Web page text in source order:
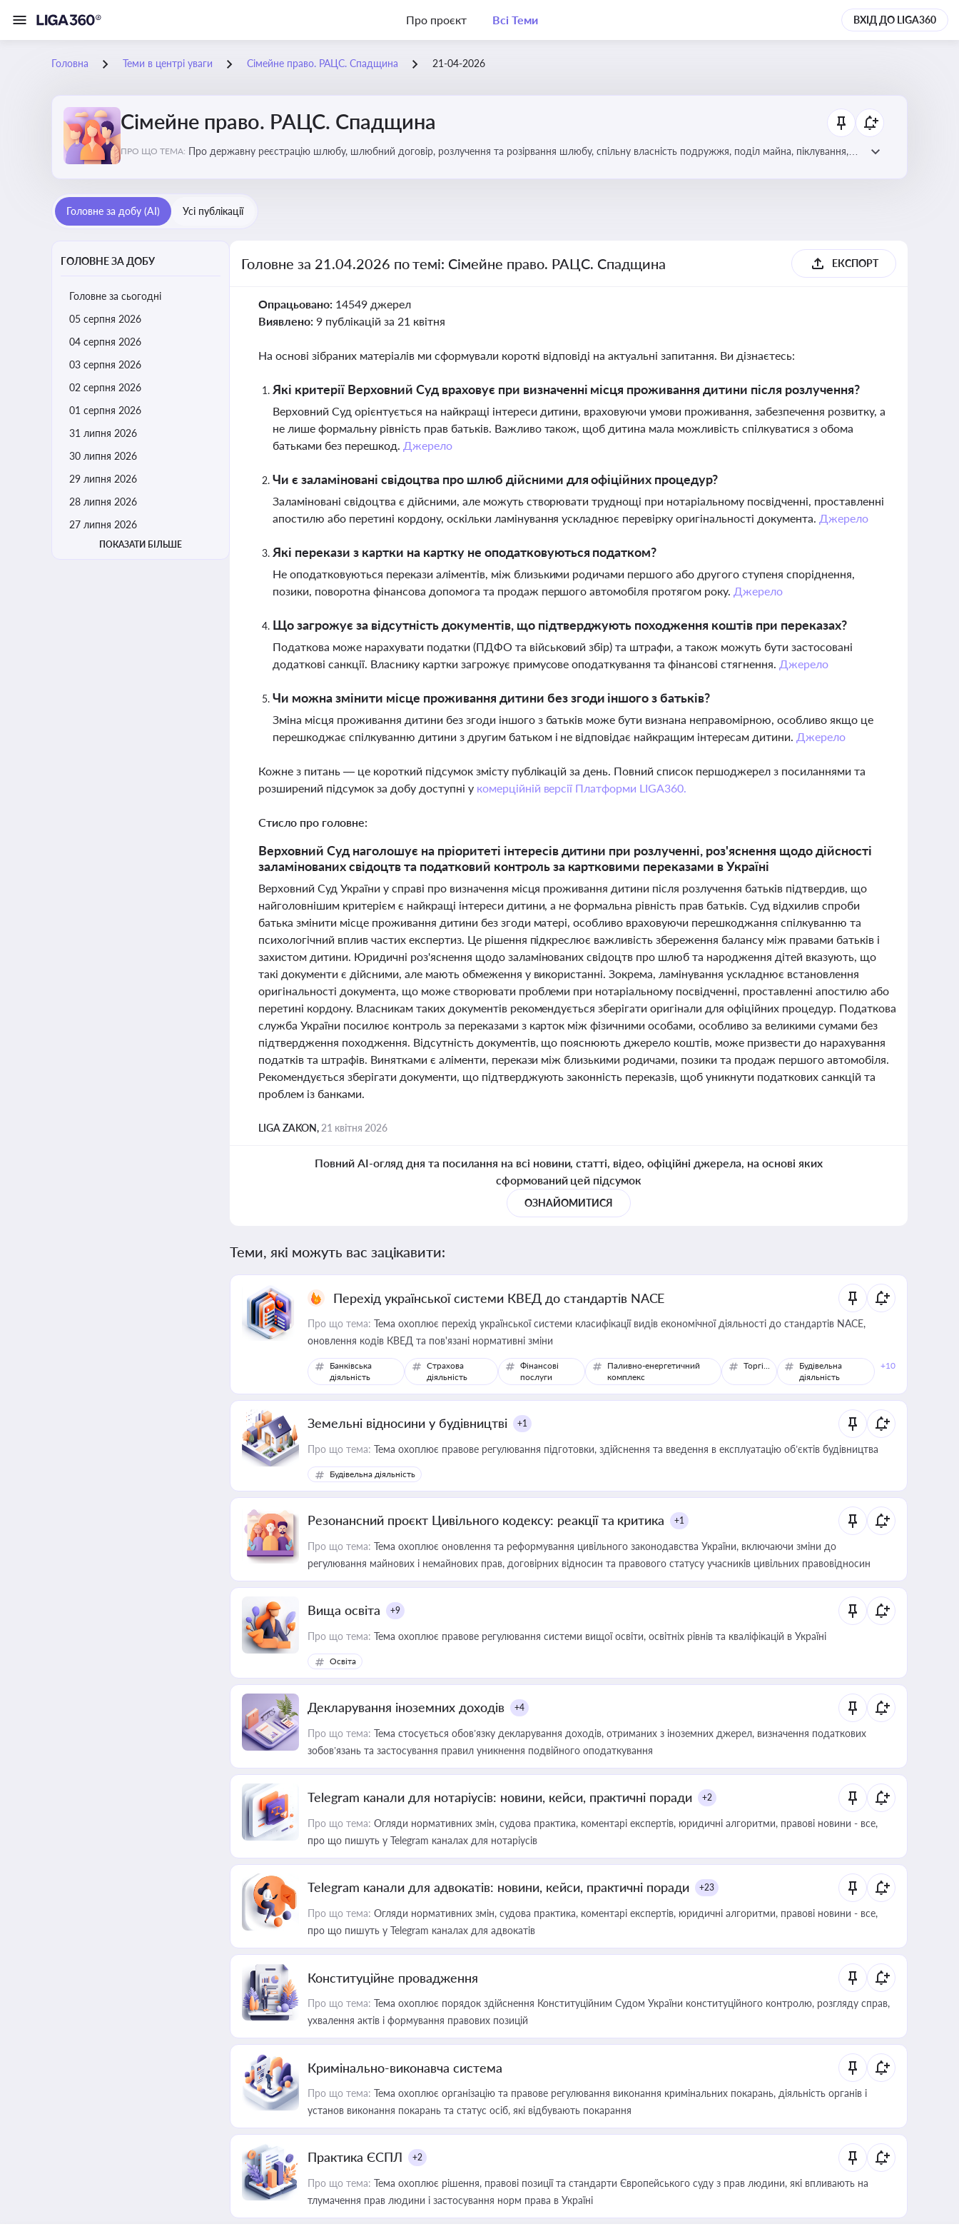
Про проєкт Всі Теми ВХІД ДО LIGA360
Головна Теми в центрі уваги Сімейне право. РАЦС. Спадщина 21-04-2026
Сімейне право. РАЦС. Спадщина
ПРО ЩО ТЕМА: Про державну реєстрацію шлюбу, шлюбний договір, розлучення та розірвання шлюбу, спільну власність подружжя, поділ майна, піклування,
Головне за добу (AI) Усі публікації
ГОЛОВНЕ ЗА ДОБУ
Головне за сьогодні
05 серпня 2026
04 серпня 2026
03 серпня 2026
02 серпня 2026
01 серпня 2026
31 липня 2026
30 липня 2026
29 липня 2026
28 липня 2026
27 липня 2026
ПОКАЗАТИ БІЛЬШЕ
Головне за 21.04.2026 по темі: Сімейне право. РАЦС. Спадщина ЕКСПОРТ
Опрацьовано: 14549 джерел
Виявлено: 9 публікацій за 21 квітня
На основі зібраних матеріалів ми сформували короткі відповіді на актуальні запитання. Ви дізнаєтесь:
Які критерії Верховний Суд враховує при визначенні місця проживання дитини після розлучення?
Верховний Суд орієнтується на найкращі інтереси дитини, враховуючи умови проживання, забезпечення розвитку, а
не лише формальну рівність прав батьків. Важливо також, щоб дитина мала можливість спілкуватися з обома
батьками без перешкод. Джерело
Чи є заламіновані свідоцтва про шлюб дійсними для офіційних процедур?
Заламіновані свідоцтва є дійсними, але можуть створювати труднощі при нотаріальному посвідченні, проставленні
апостилю або перетині кордону, оскільки ламінування ускладнює перевірку оригінальності документа. Джерело
Які перекази з картки на картку не оподатковуються податком?
Не оподатковуються перекази аліментів, між близькими родичами першого або другого ступеня споріднення,
позики, поворотна фінансова допомога та продаж першого автомобіля протягом року. Джерело
Що загрожує за відсутність документів, що підтверджують походження коштів при переказах?
Податкова може нарахувати податки (ПДФО та військовий збір) та штрафи, а також можуть бути застосовані
додаткові санкції. Власнику картки загрожує примусове оподаткування та фінансові стягнення. Джерело
Чи можна змінити місце проживання дитини без згоди іншого з батьків?
Зміна місця проживання дитини без згоди іншого з батьків може бути визнана неправомірною, особливо якщо це
перешкоджає спілкуванню дитини з другим батьком і не відповідає найкращим інтересам дитини. Джерело
Кожне з питань — це короткий підсумок змісту публікацій за день. Повний список першоджерел з посиланнями та
розширений підсумок за добу доступні у комерційній версії Платформи LIGA360.
Стисло про головне:
Верховний Суд наголошує на пріоритеті інтересів дитини при розлученні, роз'яснення щодо дійсності
заламінованих свідоцтв та податковий контроль за картковими переказами в Україні
Верховний Суд України у справі про визначення місця проживання дитини після розлучення батьків підтвердив, що
найголовнішим критерієм є найкращі інтереси дитини, а не формальна рівність прав батьків. Суд відхилив спроби
батька змінити місце проживання дитини без згоди матері, особливо враховуючи перешкоджання спілкуванню та
психологічний вплив частих експертиз. Це рішення підкреслює важливість збереження балансу між правами батьків і
захистом дитини. Юридичні роз'яснення щодо заламінованих свідоцтв про шлюб та народження дітей вказують, що
такі документи є дійсними, але мають обмеження у використанні. Зокрема, ламінування ускладнює встановлення
оригінальності документа, що може створювати проблеми при нотаріальному посвідченні, проставленні апостилю або
перетині кордону. Власникам таких документів рекомендується зберігати оригінали для офіційних процедур. Податкова
служба України посилює контроль за переказами з карток між фізичними особами, особливо за великими сумами без
підтвердження походження. Відсутність документів, що пояснюють джерело коштів, може призвести до нарахування
податків та штрафів. Винятками є аліменти, перекази між близькими родичами, позики та продаж першого автомобіля.
Рекомендується зберігати документи, що підтверджують законність переказів, щоб уникнути податкових санкцій та
проблем із банками.
LIGA ZAKON, 21 квітня 2026
Повний AI-огляд дня та посилання на всі новини, статті, відео, офіційні джерела, на основі яких
сформований цей підсумок
ОЗНАЙОМИТИСЯ
Теми, які можуть вас зацікавити:
Перехід української системи КВЕД до стандартів NACE
Про що тема: Тема охоплює перехід української системи класифікації видів економічної діяльності до стандартів NACE,
оновлення кодів КВЕД та пов'язані нормативні зміни
Банківська
діяльність
Страхова
діяльність
Фінансові
послуги
Паливно-енергетичний
комплекс
Торгівля
Будівельна
діяльність
+10
Земельні відносини у будівництві +1
Про що тема: Тема охоплює правове регулювання підготовки, здійснення та введення в експлуатацію об’єктів будівництва
Будівельна діяльність
Резонансний проєкт Цивільного кодексу: реакції та критика +1
Про що тема: Тема охоплює оновлення та реформування цивільного законодавства України, включаючи зміни до
регулювання майнових і немайнових прав, договірних відносин та правового статусу учасників цивільних правовідносин
Вища освіта +9
Про що тема: Тема охоплює правове регулювання системи вищої освіти, освітніх рівнів та кваліфікацій в Україні
Освіта
Декларування іноземних доходів +4
Про що тема: Тема стосується обов’язку декларування доходів, отриманих з іноземних джерел, визначення податкових
зобов’язань та застосування правил уникнення подвійного оподаткування
Telegram канали для нотаріусів: новини, кейси, практичні поради +2
Про що тема: Огляди нормативних змін, судова практика, коментарі експертів, юридичні алгоритми, правові новини - все,
про що пишуть у Telegram каналах для нотаріусів
Telegram канали для адвокатів: новини, кейси, практичні поради +23
Про що тема: Огляди нормативних змін, судова практика, коментарі експертів, юридичні алгоритми, правові новини - все,
про що пишуть у Telegram каналах для адвокатів
Конституційне провадження
Про що тема: Тема охоплює порядок здійснення Конституційним Судом України конституційного контролю, розгляду справ,
ухвалення актів і формування правових позицій
Кримінально-виконавча система
Про що тема: Тема охоплює організацію та правове регулювання виконання кримінальних покарань, діяльність органів і
установ виконання покарань та статус осіб, які відбувають покарання
Практика ЄСПЛ +2
Про що тема: Тема охоплює рішення, правові позиції та стандарти Європейського суду з прав людини, які впливають на
тлумачення прав людини і застосування норм права в Україні